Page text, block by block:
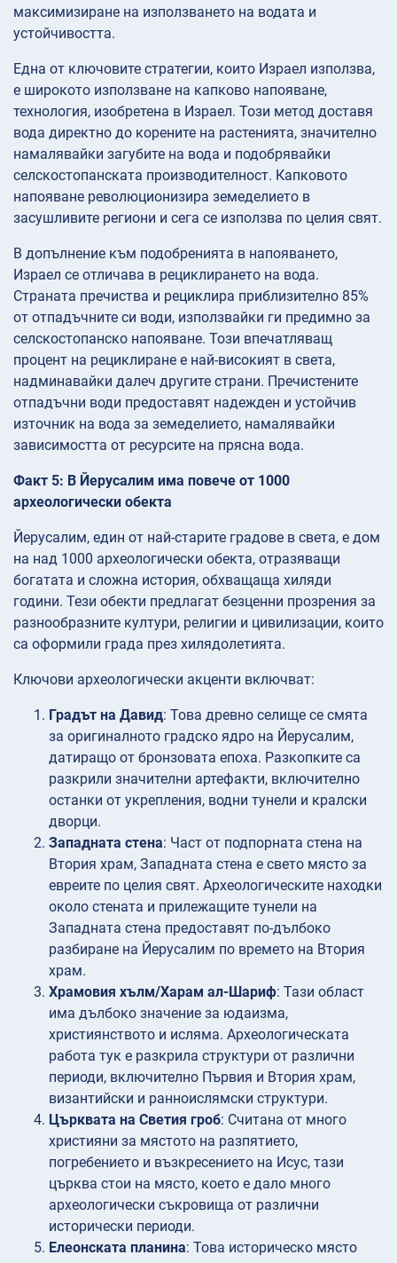
максимизиране на използването на водата и
устойчивостта.
Една от ключовите стратегии, които Израел използва,
е широкото използване на капково напояване,
технология, изобретена в Израел. Този метод доставя
вода директно до корените на растенията, значително
намалявайки загубите на вода и подобрявайки
селскостопанската производителност. Капковото
напояване революционизира земеделието в
засушливите региони и сега се използва по целия свят.
В допълнение към подобренията в напояването,
Израел се отличава в рециклирането на вода.
Страната пречиства и рециклира приблизително 85%
от отпадъчните си води, използвайки ги предимно за
селскостопанско напояване. Този впечатляващ
процент на рециклиране е най-високият в света,
надминавайки далеч другите страни. Пречистените
отпадъчни води предоставят надежден и устойчив
източник на вода за земеделието, намалявайки
зависимостта от ресурсите на прясна вода.
Факт 5: В Йерусалим има повече от 1000
археологически обекта
Йерусалим, един от най-старите градове в света, е дом
на над 1000 археологически обекта, отразяващи
богатата и сложна история, обхващаща хиляди
години. Тези обекти предлагат безценни прозрения за
разнообразните култури, религии и цивилизации, които
са оформили града през хилядолетията.
Ключови археологически акценти включват:
Градът на Давид: Това древно селище се смята
за оригиналното градско ядро на Йерусалим,
датиращо от бронзовата епоха. Разкопките са
разкрили значителни артефакти, включително
останки от укрепления, водни тунели и кралски
дворци.
Западната стена: Част от подпорната стена на
Втория храм, Западната стена е свето място за
евреите по целия свят. Археологическите находки
около стената и прилежащите тунели на
Западната стена предоставят по-дълбоко
разбиране на Йерусалим по времето на Втория
храм.
Храмовия хълм/Харам ал-Шариф: Тази област
има дълбоко значение за юдаизма,
християнството и исляма. Археологическата
работа тук е разкрила структури от различни
периоди, включително Първия и Втория храм,
византийски и ранноислямски структури.
Църквата на Светия гроб: Считана от много
християни за мястото на разпятието,
погребението и възкресението на Исус, тази
църква стои на място, което е дало много
археологически съкровища от различни
исторически периоди.
Елеонската планина: Това историческо място